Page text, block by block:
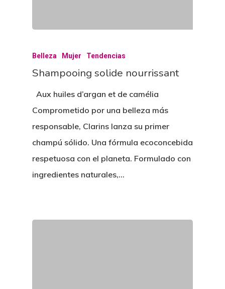
Belleza Mujer Tendencias
Shampooing solide nourrissant
Aux huiles d’argan et de camélia
Comprometido por una belleza más
responsable, Clarins lanza su primer
champú sólido. Una fórmula ecoconcebida
respetuosa con el planeta. Formulado con
ingredientes naturales,…